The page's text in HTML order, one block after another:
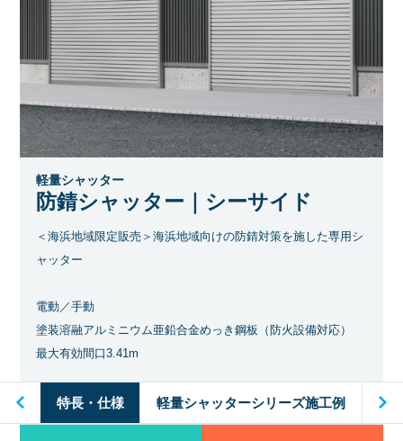
軽量シャッター
防錆シャッター｜シーサイド
＜海浜地域限定販売＞海浜地域向けの防錆対策を施した専用シ
ャッター
電動／手動
塗装溶融アルミニウム亜鉛合金めっき鋼板（防火設備対応）
最大有効間口3.41m
例 特長・仕様 軽量シャッターシリーズ施工例 特